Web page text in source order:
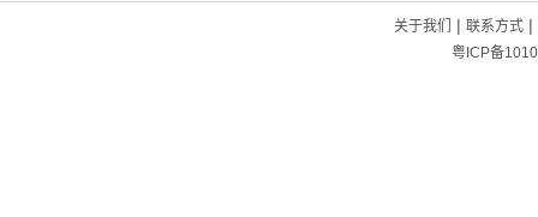
关于我们 | 联系方式|
粤ICP备